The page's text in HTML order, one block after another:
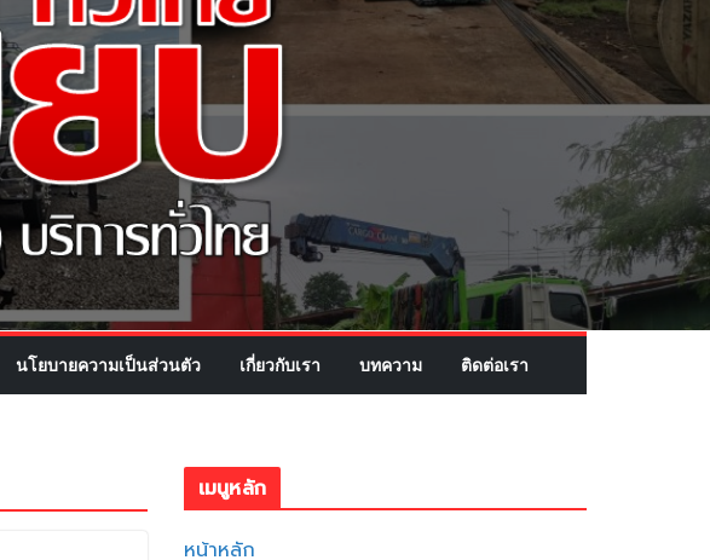
นโยบายความเป็นส่วนตัว เกี่ยวกับเรา บทความ ติดต่อเรา
เมนูหลัก
หน้าหลัก